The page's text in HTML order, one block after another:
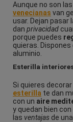
Aunque no son
venecianas van
usar. Dejan
dan privacidad
porque puedes
quieras.
aluminio.
Esterilla
Si quieres
esterilla te dan
con un aire
y quedan bien
las ventajas de